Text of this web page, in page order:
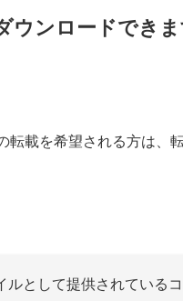
ウンロードでき
転載を希望される方は、
ルとして提供されている